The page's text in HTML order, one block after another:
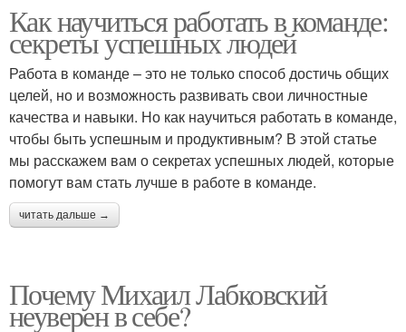
Как научиться работать в команде:
секреты успешных людей
Работа в команде – это не только способ достичь общих
целей, но и возможность развивать свои личностные
качества и навыки. Но как научиться работать в команде,
чтобы быть успешным и продуктивным? В этой статье
мы расскажем вам о секретах успешных людей, которые
помогут вам стать лучше в работе в команде.
читать дальше →
Почему Михаил Лабковский
неуверен в себе?